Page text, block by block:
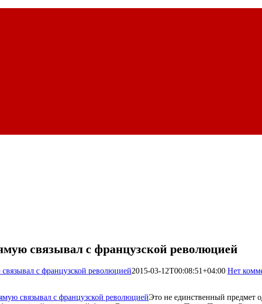
связывал с французской революцией
с французской революцией2015-03-12T00:08:51+04:00 Нет
Это не единственный предмет